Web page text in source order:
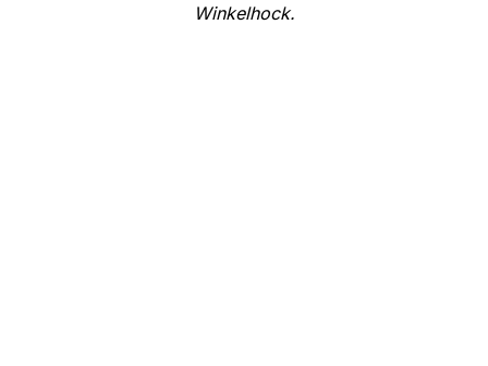
Winkelhock.